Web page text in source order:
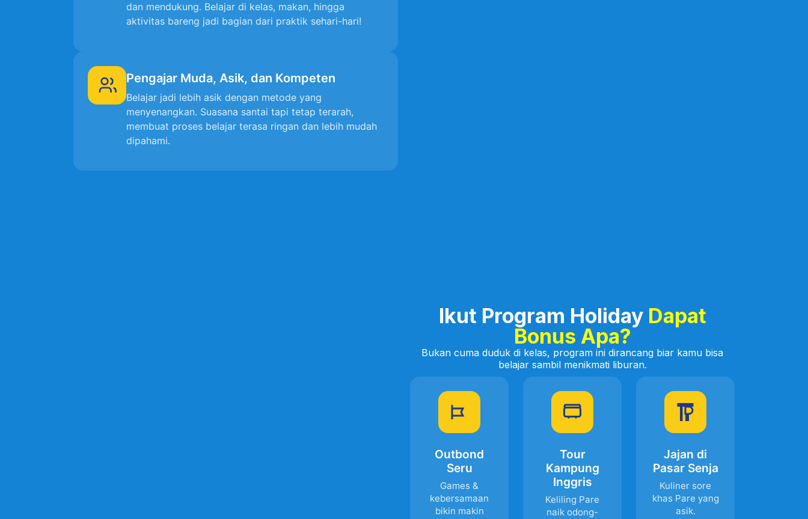
dan mendukung. Belajar di kelas, makan, hingga
aktivitas bareng jadi bagian dari praktik sehari-hari!
Pengajar Muda, Asik, dan Kompeten
Belajar jadi lebih asik dengan metode yang
menyenangkan. Suasana santai tapi tetap terarah,
membuat proses belajar terasa ringan dan lebih mudah
dipahami.
Ikut Program Holiday Dapat
Bonus Apa?
Bukan cuma duduk di kelas, program ini dirancang biar kamu bisa
belajar sambil menikmati liburan.
Outbond
Seru
Games &
kebersamaan
bikin makin
Tour
Kampung
Inggris
Keliling Pare
naik odong-
Jajan di
Pasar Senja
Kuliner sore
khas Pare yang
asik.